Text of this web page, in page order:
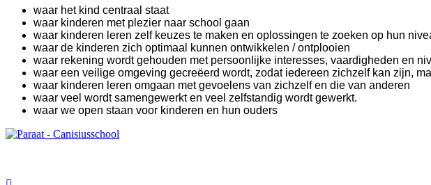
waar het kind centraal staat
waar kinderen met plezier naar school gaan
waar kinderen leren zelf keuzes te maken en oplossingen te zoeken op hun
waar de kinderen zich optimaal kunnen ontwikkelen / ontplooien
waar rekening wordt gehouden met persoonlijke interesses, vaardigheden en
waar een veilige omgeving gecreëerd wordt, zodat iedereen zichzelf kan zijn,
waar kinderen leren omgaan met gevoelens van zichzelf en die van anderen
waar veel wordt samengewerkt en veel zelfstandig wordt gewerkt.
waar we open staan voor kinderen en hun ouders